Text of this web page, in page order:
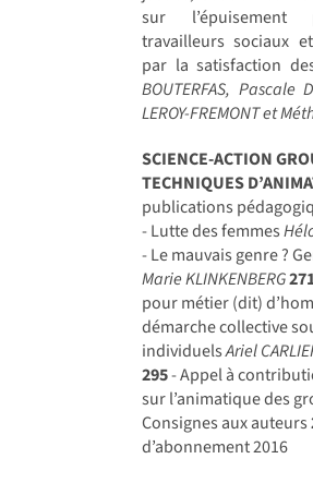
sur l’épuisement
travailleurs sociaux
par la satisfaction
BOUTERFAS, Pascale
LEROY-FREMONT et
SCIENCE-ACTION
TECHNIQUES
publications
- Lutte des femmes
- Le mauvais genre ?
Marie KLINKENBERG
pour métier (dit)
démarche collective
individuelsAriel
295- Appel à
sur l’animatique des
Consignes aux auteurs
d’abonnement 2016